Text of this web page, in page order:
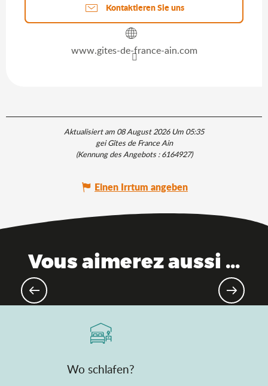
Kontaktieren Sie uns
www.gites-de-france-ain.com
Aktualisiert am 08 August 2026 Um 05:35
gei Gîtes de France Ain
(Kennung des Angebots :6164927)
Einen Irrtum angeben
Vous aimerez aussi ...
Wo schlafen?